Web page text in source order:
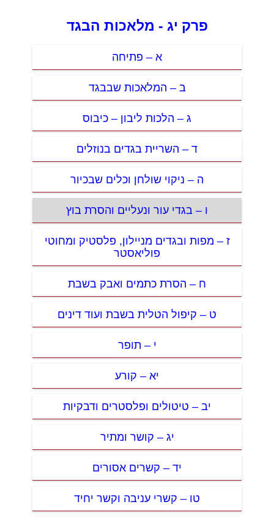
פרק יג - מלאכות הבגד
א – פתיחה
ב – המלאכות שבבגד
ג – הלכות ליבון – כיבוס
ד – השריית בגדים בנוזלים
ה – ניקוי שולחן וכלים שבכיור
ו – בגדי עור ונעליים והסרת בוץ
ז – מפות ובגדים מניילון, פלסטיק ומחוטי
פוליאסטר
ח – הסרת כתמים ואבק בשבת
ט – קיפול הטלית בשבת ועוד דינים
י – תופר
יא – קורע
יב – טיטולים ופלסטרים ודבקיות
יג – קושר ומתיר
יד – קשרים אסורים
טו – קשרי עניבה וקשר יחיד